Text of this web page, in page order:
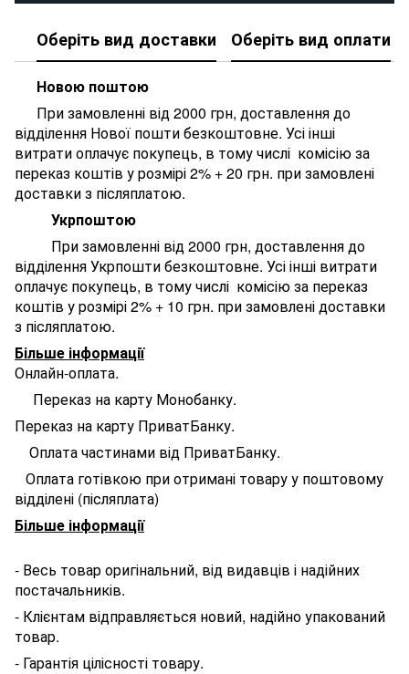
Оберіть вид доставки Оберіть вид оплати
Новою поштою
При замовленні від 2000 грн, доставлення до
відділення Нової пошти безкоштовне. Усі інші
витрати оплачує покупець, в тому числі комісію за
переказ коштів у розмірі 2% + 20 грн. при замовлені
доставки з післяплатою.
Укрпоштою
При замовленні від 2000 грн, доставлення до
відділення Укрпошти безкоштовне. Усі інші витрати
оплачує покупець, в тому числі комісію за переказ
коштів у розмірі 2% + 10 грн. при замовлені доставки
з післяплатою.
Більше інформації
Онлайн-оплата.
Переказ на карту Монобанку.
Переказ на карту ПриватБанку.
Оплата частинами від ПриватБанку.
Оплата готівкою при отримані товару у поштовому
відділені (післяплата)
Більше інформації
- Весь товар оригінальний, від видавців і надійних
постачальників.
- Клієнтам відправляється новий, надійно упакований
товар.
- Гарантія цілісності товару.